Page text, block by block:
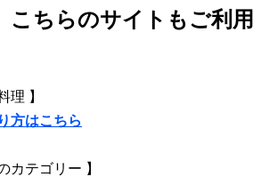
こちらのサイトもご利用
理 】
方はこちら
カテゴリー 】